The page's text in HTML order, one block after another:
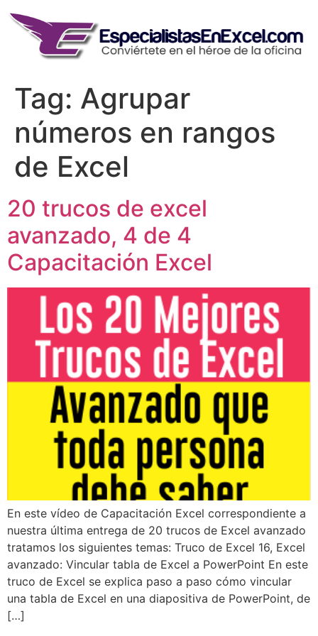
content
Tag: Agrupar
números en rangos
de Excel
20 trucos de excel
avanzado, 4 de 4
Capacitación Excel
En este vídeo de Capacitación Excel correspondiente a
nuestra última entrega de 20 trucos de Excel avanzado
tratamos los siguientes temas: Truco de Excel 16, Excel
avanzado: Vincular tabla de Excel a PowerPoint En este
truco de Excel se explica paso a paso cómo vincular
una tabla de Excel en una diapositiva de PowerPoint, de
[…]